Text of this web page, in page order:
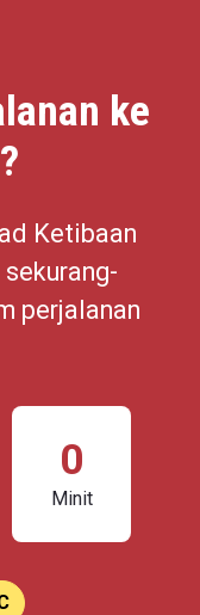
ke
Ketibaan
perjalanan
0
Minit